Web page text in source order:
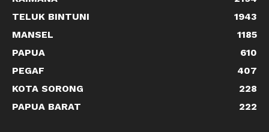
TELUK BINTUNI
1943
MANSEL
1185
PAPUA
610
PEGAF
407
KOTA SORONG
228
PAPUA BARAT
222